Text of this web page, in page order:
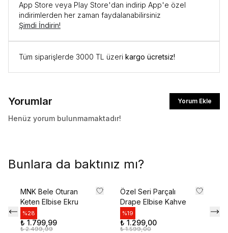
App Store veya Play Store'dan indirip App'e özel
indirimlerden her zaman faydalanabilirsiniz
Şimdi İndirin!
Tüm siparişlerde 3000 TL üzeri kargo ücretsiz!
Yorumlar Yorum Ekle
Henüz yorum bulunmamaktadır!
Bunlara da baktınız mı?
MNK Bele Oturan
Keten Elbise Ekru
%28
₺ 1.799,99
₺ 2.499,99
Özel Seri Parçalı
Drape Elbise Kahve
%19
₺ 1.299,00
₺ 1.599,00